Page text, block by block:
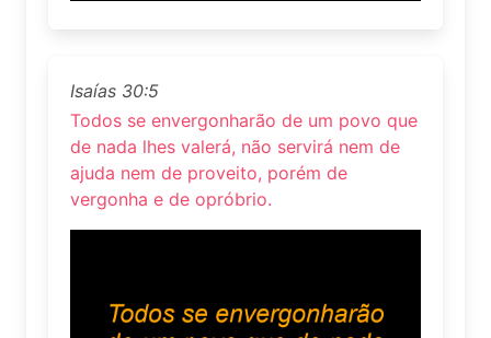
Isaías 30:5
Todos se envergonharão de um povo que
de nada lhes valerá, não servirá nem de
ajuda nem de proveito, porém de
vergonha e de opróbrio.